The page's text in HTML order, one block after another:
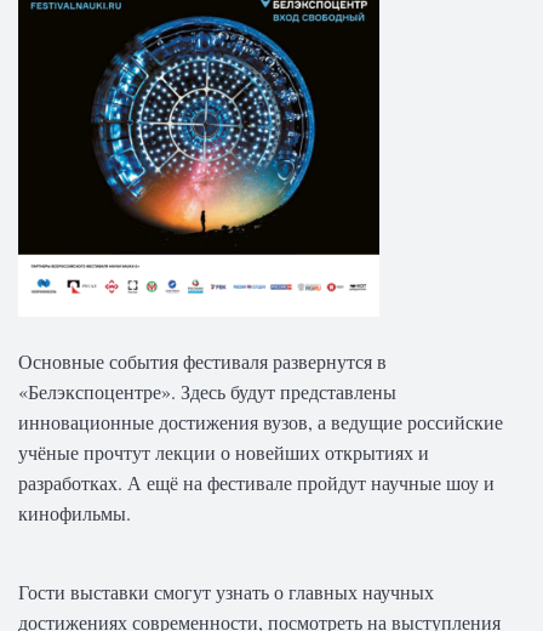
Основные события фестиваля развернутся в
«Белэкспоцентре». Здесь будут представлены
инновационные достижения вузов, а ведущие российские
учёные прочтут лекции о новейших открытиях и
разработках. А ещё на фестивале пройдут научные шоу и
кинофильмы.
Гости выставки смогут узнать о главных научных
достижениях современности, посмотреть на выступления